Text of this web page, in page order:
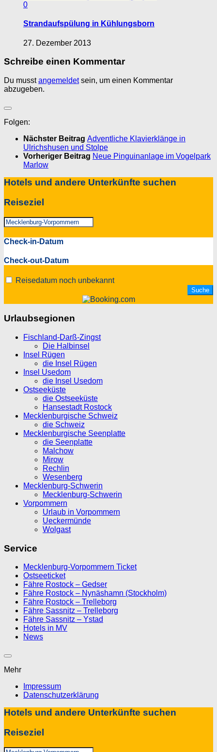
0
Strandaufspülung in Kühlungsborn
27. Dezember 2013
Schreibe einen Kommentar
Du musstangemeldetsein, um einen Kommentar
abzugeben.
Folgen:
Nächster Beitrag Adventliche Klavierklänge in
Ulrichshusen und Stolpe
Vorheriger Beitrag Neue Pinguinanlage im Vogelpark
Marlow
Hotels und andere Unterkünfte suchen
Reiseziel
Check-in-Datum
Check-out-Datum
Reisedatum noch unbekannt
Urlaubsegionen
Fischland-Darß-Zingst
Die Halbinsel
Insel Rügen
die Insel Rügen
Insel Usedom
die Insel Usedom
Ostseeküste
die Ostseeküste
Hansestadt Rostock
Mecklenburgische Schweiz
die Schweiz
Mecklenburgische Seenplatte
die Seenplatte
Malchow
Mirow
Rechlin
Wesenberg
Mecklenburg-Schwerin
Mecklenburg-Schwerin
Vorpommern
Urlaub in Vorpommern
Ueckermünde
Wolgast
Service
Mecklenburg-Vorpommern Ticket
Ostseeticket
Fähre Rostock – Gedser
Fähre Rostock – Nynäshamn (Stockholm)
Fähre Rostock – Trelleborg
Fähre Sassnitz – Trelleborg
Fähre Sassnitz – Ystad
Hotels in MV
News
Mehr
Impressum
Datenschutzerklärung
Hotels und andere Unterkünfte suchen
Reiseziel